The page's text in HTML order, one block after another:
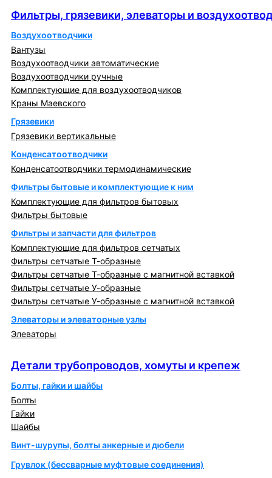
Фильтры, грязевики, элеваторы и
Воздухоотводчики
Вантузы
Воздухоотводчики автоматические
Воздухоотводчики ручные
Комплектующие для воздухоотводчиков
Краны Маевского
Грязевики
Грязевики вертикальные
Конденсатоотводчики
Конденсатоотводчики термодинамические
Фильтры бытовые и комплектующие к ним
Комплектующие для фильтров бытовых
Фильтры бытовые
Фильтры и запчасти для фильтров
Комплектующие для фильтров сетчатых
Фильтры сетчатые Т-образные
Фильтры сетчатые Т-образные с магнитной вставкой
Фильтры сетчатые У-образные
Фильтры сетчатые У-образные с магнитной вставкой
Элеваторы и элеваторные узлы
Элеваторы
Детали трубопроводов, хомуты и крепеж
Болты, гайки и шайбы
Болты
Гайки
Шайбы
Винт-шурупы, болты анкерные и дюбели
Грувлок (бессварные муфтовые соединения)